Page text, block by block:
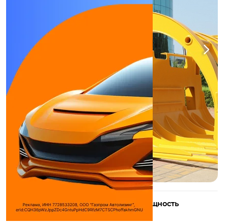
Количество цилиндров
Макс. мощность
220 л.с.